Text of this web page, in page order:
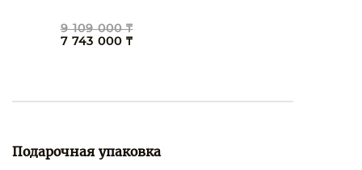
9 109 000 ₸
7 743 000 ₸
Подарочная упаковка